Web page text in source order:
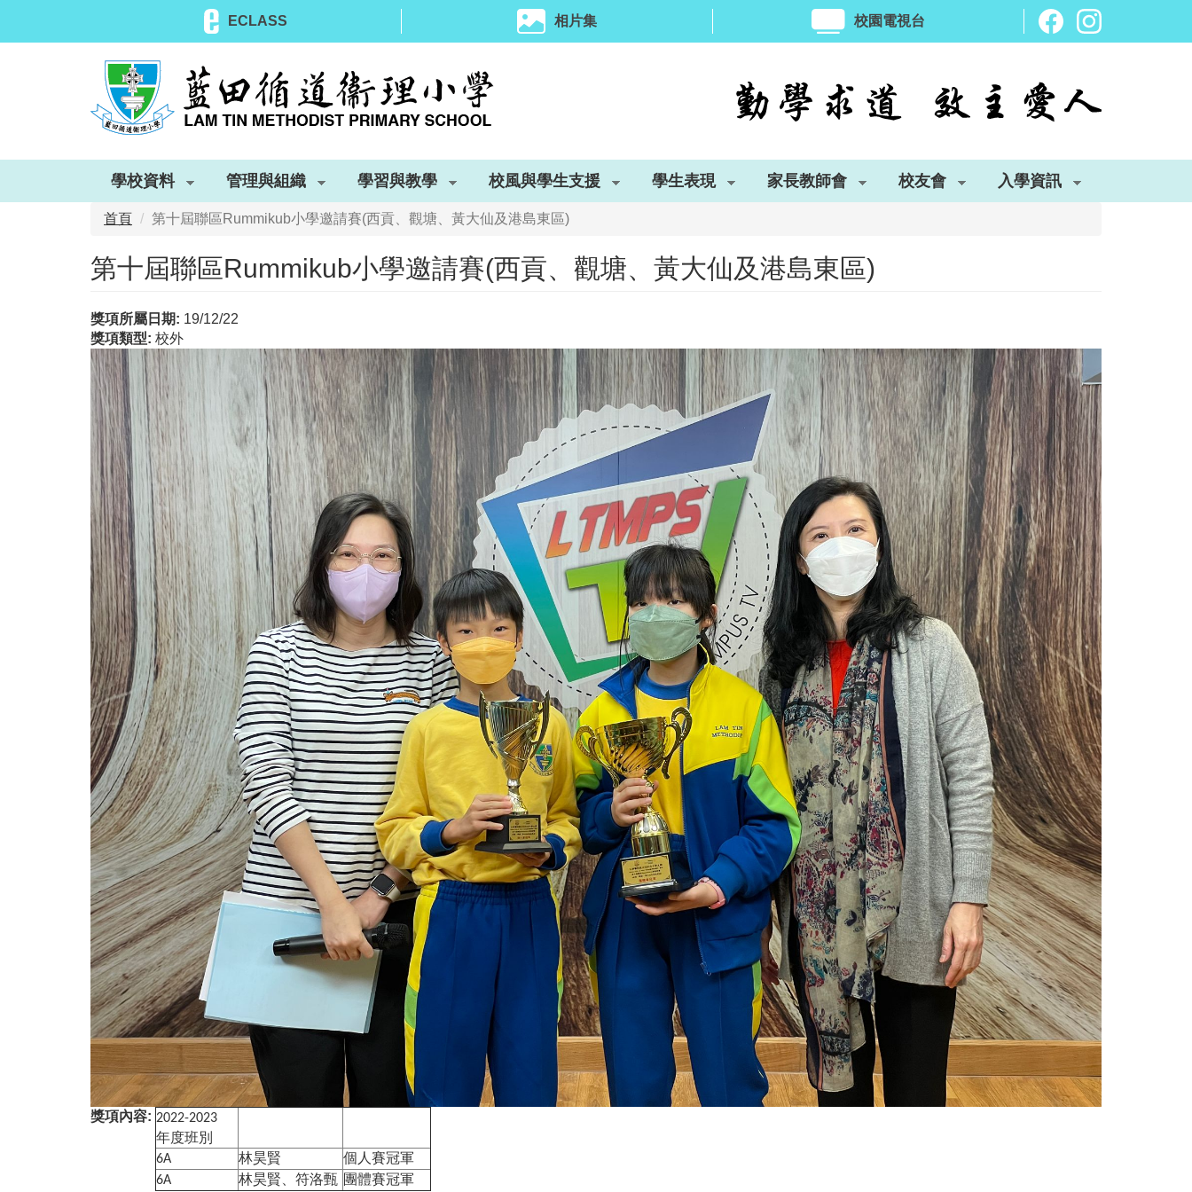
ECLASS 相片集 校園電視台
學校資料 管理與組織 學習與教學 校風與學生支援 學生表現 家長教師會 校友會 入學資訊
首頁 第十屆聯區Rummikub小學邀請賽(西貢、觀塘、黃大仙及港島東區)
第十屆聯區Rummikub小學邀請賽(西貢、觀塘、黃大仙及港島東區)
獎項所屬日期: 19/12/22
獎項類型: 校外
獎項內容: 2022-2023
年度班別
6A 林昊賢 個人賽冠軍
6A 林昊賢、符洛甄 團體賽冠軍